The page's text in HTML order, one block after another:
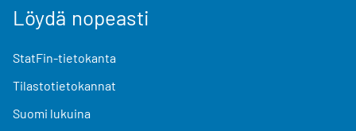
Löydä nopeasti
StatFin-tietokanta
Tilastotietokannat
Suomi lukuina